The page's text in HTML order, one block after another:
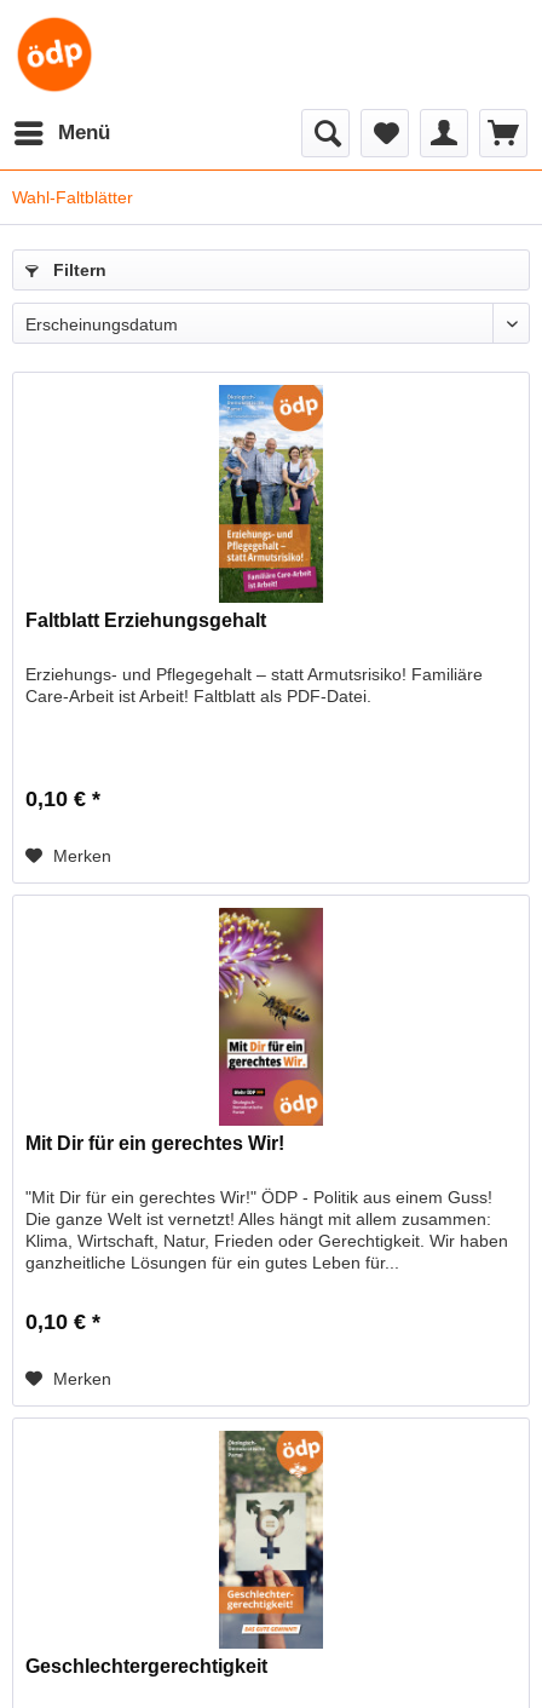
Menü
Wahl-Faltblätter
Filtern
Faltblatt Erziehungsgehalt
Erziehungs- und Pflegegehalt – statt Armutsrisiko! Familiäre
Care-Arbeit ist Arbeit! Faltblatt als PDF-Datei.
0,10 € *
Merken
Mit Dir für ein gerechtes Wir!
"Mit Dir für ein gerechtes Wir!" ÖDP - Politik aus einem Guss!
Die ganze Welt ist vernetzt! Alles hängt mit allem zusammen:
Klima, Wirtschaft, Natur, Frieden oder Gerechtigkeit. Wir haben
ganzheitliche Lösungen für ein gutes Leben für...
0,10 € *
Merken
Geschlechtergerechtigkeit